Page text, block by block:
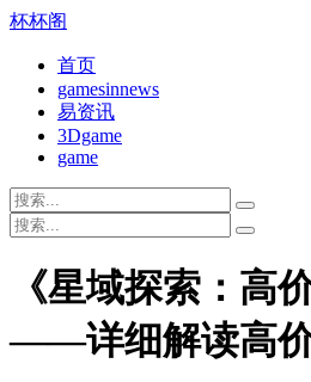
杯杯阁
首页
gamesinnews
易资讯
3Dgame
game
《星域探索：高
——详细解读高价